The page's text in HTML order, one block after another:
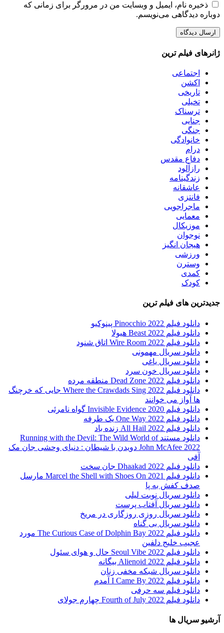
ذخیره نام، ایمیل و وبسایت من در مرورگر برای زمانی که
دوباره دیدگاهی می‌نویسم.
ژانرهای فیلم ترین
اجتماعی
اکشن
تاریخی
تخیلی
ترسناک
جنایی
جنگی
خانوادگی
درام
دفاع مقدس
رازآلود
زندگینامه
عاشقانه
فانتزی
ماجراجویی
معمایی
موزیکال
نوجوان
هیجان انگیز
ورزشی
وسترن
کمدی
کودک
جدیدترین های فیلم ترین
دانلود فیلم Pinocchio 2022 پینوکیو
دانلود فیلم Beast 2022 هیولا
دانلود فیلم Wire Room 2022 اتاق شنود
دانلود سریال مهمونی
دانلود سریال یاغی
دانلود سریال خون سرد
دانلود فیلم 2022 Dead Zone منطقه مرده
دانلود فیلم Where the Crawdads Sing 2022 جایی که خرچنگ
ها آواز می خوانند
دانلود فیلم 2020 Invisible Evidence گواه نامرئی
دانلود فیلم One Way 2022 یک طرفه
دانلود فیلم All Hail 2022 زنده باد
دانلود مستند Running with the Devil: The Wild World of
John McAfee 2022 دویدن با شیطان : دنیای وحشی جان مک
آفی
دانلود فیلم Dhaakad 2022 جان سخت
دانلود فیلم Marcel the Shell with Shoes On 2021 مارسل
صدف کفش به پا
دانلود سریال نوبت لیلی
دانلود سریال آفتاب پرست
دانلود سریال روزی روزگاری در مریخ
دانلود سریال بی گناه
دانلود فیلم The Curious Case of Dolphin Bay 2022 مورد
عجیب خلیج دلفین
دانلود فیلم Seoul Vibe 2022 حال و هوای سئول
دانلود فیلم Alienoid 2022 بیگانه
دانلود سریال شبکه مخفی زنان
دانلود فیلم I Came By 2022 آمدم
دانلود فیلم سه حرفی
دانلود فیلم Fourth of July 2022 چهارم جولای
آرشیو سریال ها